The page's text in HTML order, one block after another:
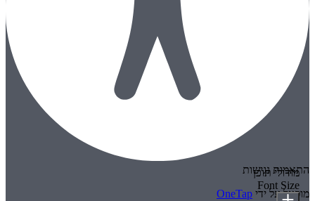
התאמות נגישות
מופעל על ידי OneTap
מודולי תוכן
Font Size